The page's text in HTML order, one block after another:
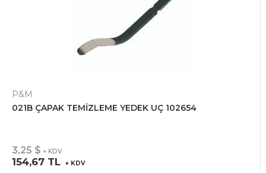
P&M
021B ÇAPAK TEMİZLEME YEDEK UÇ 102654
154,67 TL + KDV
3,25 $ + KDV